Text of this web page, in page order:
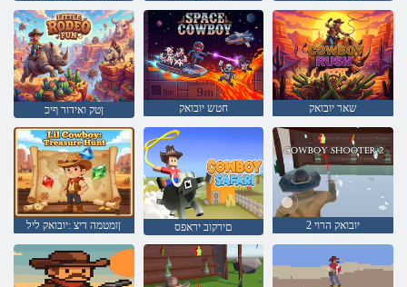
ןטק ואידור ףיכ חטש יובואק שאר יובואק
ןומטמה דיצ :יובואק ליל םירקוב יראפס 2 יובואק הרוי